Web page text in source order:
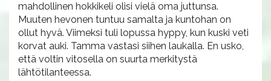
mahdollinen hokkikeli olisi vielä oma juttunsa.
Muuten hevonen tuntuu samalta ja kuntohan on
ollut hyvä. Viimeksi tuli lopussa hyppy, kun kuski veti
korvat auki. Tamma vastasi siihen laukalla. En usko,
että voltin vitosella on suurta merkitystä
lähtötilanteessa.